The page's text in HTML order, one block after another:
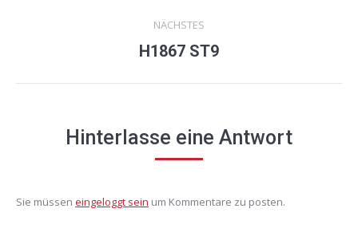
NÄCHSTES
Next
H1867 ST9
Hinterlasse eine Antwort
Sie müssen eingeloggt sein um Kommentare zu posten.